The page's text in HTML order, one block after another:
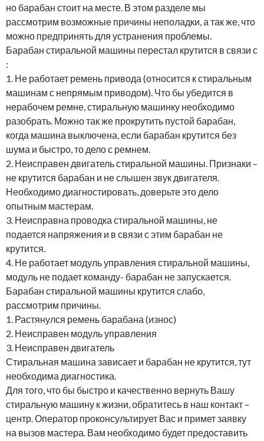
но барабан стоит на месте. В этом разделе мы
рассмотрим возможные причины неполадки, а так же, что
можно предпринять для устранения проблемы.
Барабан стиральной машины перестал крутится в связи с
:
1. Не работает ремень привода (относится к стиральным
машинам с непрямым приводом). Что бы убедится в
нерабочем ремне, стиральную машинку необходимо
разобрать. Можно так же прокрутить пустой барабан,
когда машина выключена, если барабан крутится без
шума и быстро, то дело с ремнем.
2. Неисправен двигатель стиральной машины. Признаки –
не крутится барабан и не слышен звук двигателя.
Необходимо диагностировать, доверьте это дело
опытным мастерам.
3. Неисправна проводка стиральной машины, не
подается напряжения и в связи с этим барабан не
крутится.
4. Не работает модуль управления стиральной машины,
модуль не подает команду- барабан не запускается.
Барабан стиральной машины крутится слабо,
рассмотрим причины.
1. Растянулся ремень барабана (износ)
2. Неисправен модуль управления
3. Неисправен двигатель
Стиральная машина зависает и барабан не крутится, тут
необходима диагностика.
Для того, что бы быстро и качественно вернуть Вашу
стиральную машину к жизни, обратитесь в наш контакт –
центр. Оператор проконсультирует Вас и примет заявку
на вызов мастера. Вам необходимо будет предоставить